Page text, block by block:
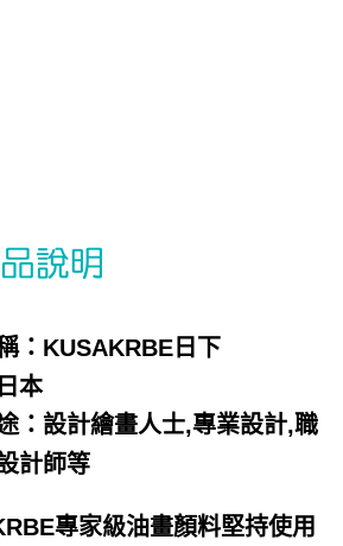
： KUSAKRBE日下
本
： 設計繪畫人士,專業設計,職
計師等
專家級油畫顏料堅持使用